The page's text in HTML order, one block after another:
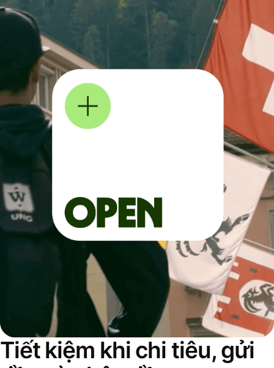
Tiết kiệm khi chi tiêu, gửi